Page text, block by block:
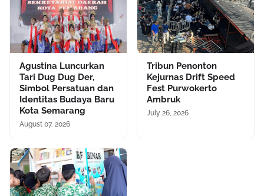
Agustina Luncurkan
Tari Dug Dug Der,
Simbol Persatuan dan
Identitas Budaya Baru
Kota Semarang
August 07, 2026
Tribun Penonton
Kejurnas Drift Speed
Fest Purwokerto
Ambruk
July 26, 2026